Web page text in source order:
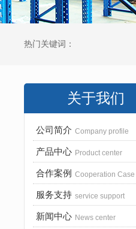
热门关键词：
关于我们
公司简介 Company profile
产品中心 Product center
合作案例 Cooperation Case
服务支持 service support
新闻中心 News center